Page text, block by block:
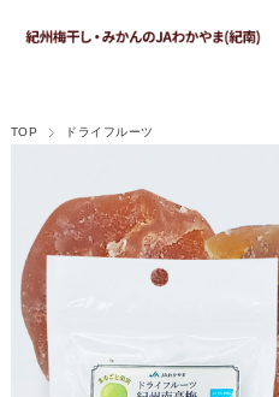
TOP ドライフルーツ